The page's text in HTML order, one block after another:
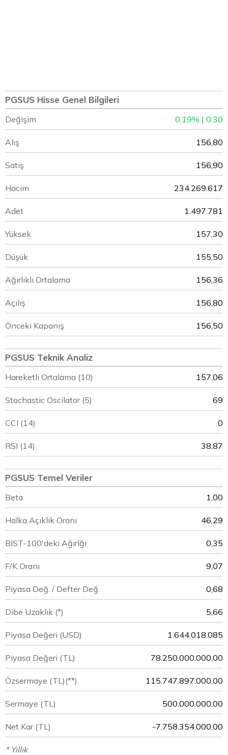
PGSUS Hisse Genel Bilgileri
Değişim 0,19% | 0,30
Alış 156,80
Satış 156,90
Hacim 234.269.617
Adet 1.497.781
Yüksek 157,30
Düşük 155,50
Ağırlıklı Ortalama 156,36
Açılış 156,80
Önceki Kapanış 156,50
PGSUS Teknik Analiz
Hareketli Ortalama (10) 157,06
Stochastic Oscilator (5) 69
CCI (14) 0
RSI (14) 38,87
PGSUS Temel Veriler
Beta 1,00
Halka Açıklık Oranı 46,29
BIST-100'deki Ağırlğı 0,35
F/K Oranı 9,07
Piyasa Değ. / Defter Değ 0,68
Dibe Uzaklık (*) 5,66
Piyasa Değeri (USD) 1.644.018.085
Piyasa Değeri (TL) 78.250.000.000,00
Özsermaye (TL)(**) 115.747.897.000,00
Sermaye (TL) 500.000.000,00
Net Kar (TL) -7.758.354.000,00
* Yıllık